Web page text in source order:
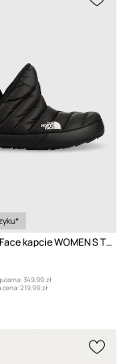
The North Face kapcie WOMEN S THERMOBALL TRACTION BOOTIE
349,99 zł
cena:219,99 zł